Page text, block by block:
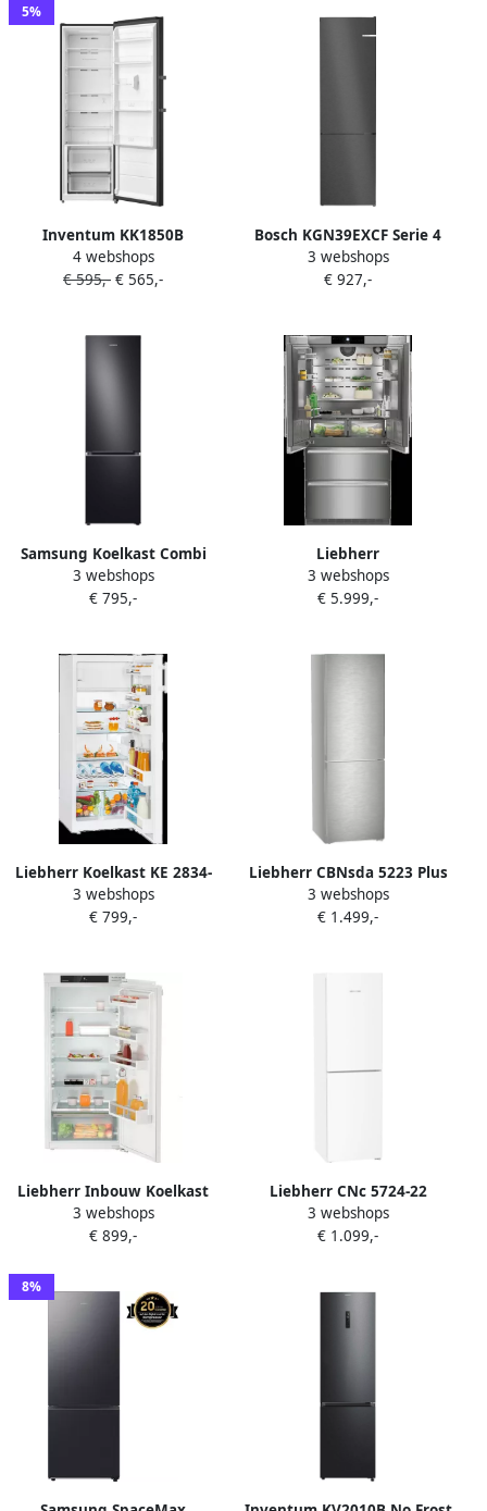
LinearCooling voor stabiele
versheid ruime 641L inhoud
voor gezinnen en stille
energiezuinige koeling
5%
Inventum KK1850B
energiezuinige koelkast 185
cm hoog 362 liter
Vrijstaand Zwart
4 webshops
€ 595,- € 565,-
Bosch KGN39EXCF Serie 4
EXCLUSIV Koel-
vriescombinatie
3 webshops
€ 927,-
Samsung Koelkast Combi
RB38C605CB1 EF |
Vrijstaande koelkasten |
3 webshops
€ 795,-
Liebherr
Koelvriescombinatie
CBNSTE 8872-20 |
3 webshops
€ 5.999,-
Liebherr Koelkast KE 2834-
26 | Vrijstaande koelkasten
| 4016803145776
3 webshops
€ 799,-
Liebherr CBNsda 5223 Plus
vrijstaande koel-
vriescombinatie
3 webshops
€ 1.499,-
Liebherr Inbouw Koelkast
IRD 4100-62 | Koelkasten
met ecocheques |
3 webshops
€ 899,-
Liebherr CNc 5724-22
vrijstaande koel-
vriescombinatie
3 webshops
€ 1.099,-
8%